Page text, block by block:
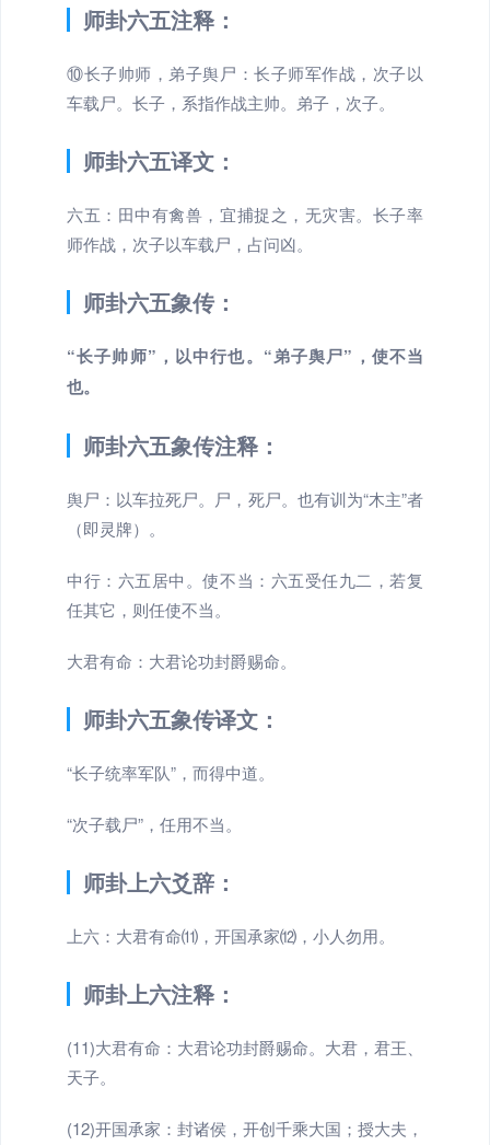
师卦六五注释：
⑩长子帅师，弟子舆尸：长子师军作战，次子以
车载尸。长子，系指作战主帅。弟子，次子。
师卦六五译文：
六五：田中有禽兽，宜捕捉之，无灾害。长子率
师作战，次子以车载尸，占问凶。
师卦六五象传：
“长子帅师”，以中行也。“弟子舆尸”，使不当
也。
师卦六五象传注释：
舆尸：以车拉死尸。尸，死尸。也有训为“木主”者
（即灵牌）。
中行：六五居中。使不当：六五受任九二，若复
任其它，则任使不当。
大君有命：大君论功封爵赐命。
师卦六五象传译文：
“长子统率军队”，而得中道。
“次子载尸”，任用不当。
师卦上六爻辞：
上六：大君有命⑾，开国承家⑿，小人勿用。
师卦上六注释：
(11)大君有命：大君论功封爵赐命。大君，君王、
天子。
(12)开国承家：封诸侯，开创千乘大国；授大夫，